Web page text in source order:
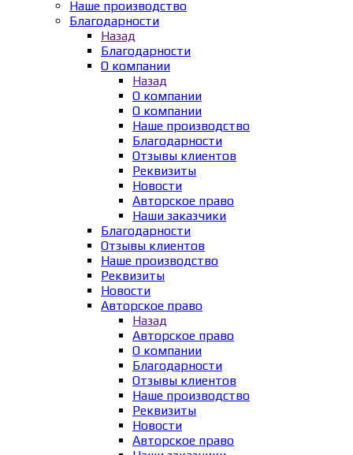
Наше производство
Благодарности
Назад
Благодарности
О компании
Назад
О компании
О компании
Наше производство
Благодарности
Отзывы клиентов
Реквизиты
Новости
Авторское право
Наши заказчики
Благодарности
Отзывы клиентов
Наше производство
Реквизиты
Новости
Авторское право
Назад
Авторское право
О компании
Благодарности
Отзывы клиентов
Наше производство
Реквизиты
Новости
Авторское право